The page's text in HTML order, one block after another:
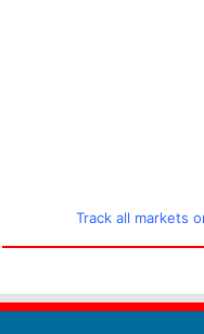
Track all markets